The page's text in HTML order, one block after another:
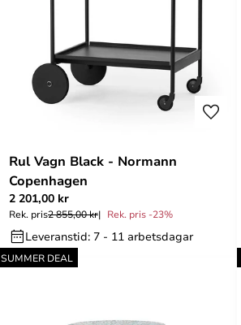
Rul Vagn Black - Normann
Copenhagen
2 201,00 kr
Rek. pris2 855,00 kr Rek. pris -23%
Leveranstid: 7 - 11 arbetsdagar
SUMMER DEAL